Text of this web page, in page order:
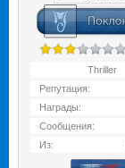
Thriller
Репутация:
Награды:
Сообщения:
Из: